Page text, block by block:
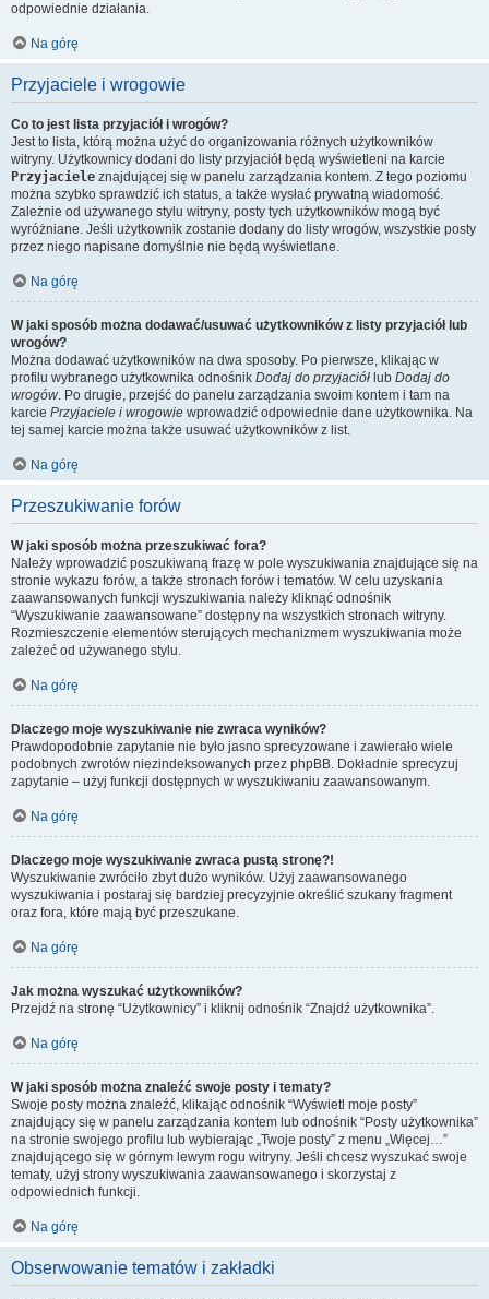
odpowiednie działania.
Na górę
Przyjaciele i wrogowie
Co to jest lista przyjaciół i wrogów?
Jest to lista, którą można użyć do organizowania różnych użytkowników
witryny. Użytkownicy dodani do listy przyjaciół będą wyświetleni na karcie
Przyjaciele znajdującej się w panelu zarządzania kontem. Z tego poziomu
można szybko sprawdzić ich status, a także wysłać prywatną wiadomość.
Zależnie od używanego stylu witryny, posty tych użytkowników mogą być
wyróżniane. Jeśli użytkownik zostanie dodany do listy wrogów, wszystkie posty
przez niego napisane domyślnie nie będą wyświetlane.
Na górę
W jaki sposób można dodawać/usuwać użytkowników z listy przyjaciół lub
wrogów?
Można dodawać użytkowników na dwa sposoby. Po pierwsze, klikając w
profilu wybranego użytkownika odnośnik Dodaj do przyjaciół lub Dodaj do
wrogów. Po drugie, przejść do panelu zarządzania swoim kontem i tam na
karcie Przyjaciele i wrogowie wprowadzić odpowiednie dane użytkownika. Na
tej samej karcie można także usuwać użytkowników z list.
Na górę
Przeszukiwanie forów
W jaki sposób można przeszukiwać fora?
Należy wprowadzić poszukiwaną frazę w pole wyszukiwania znajdujące się na
stronie wykazu forów, a także stronach forów i tematów. W celu uzyskania
zaawansowanych funkcji wyszukiwania należy kliknąć odnośnik
“Wyszukiwanie zaawansowane” dostępny na wszystkich stronach witryny.
Rozmieszczenie elementów sterujących mechanizmem wyszukiwania może
zależeć od używanego stylu.
Na górę
Dlaczego moje wyszukiwanie nie zwraca wyników?
Prawdopodobnie zapytanie nie było jasno sprecyzowane i zawierało wiele
podobnych zwrotów niezindeksowanych przez phpBB. Dokładnie sprecyzuj
zapytanie – użyj funkcji dostępnych w wyszukiwaniu zaawansowanym.
Na górę
Dlaczego moje wyszukiwanie zwraca pustą stronę?!
Wyszukiwanie zwróciło zbyt dużo wyników. Użyj zaawansowanego
wyszukiwania i postaraj się bardziej precyzyjnie określić szukany fragment
oraz fora, które mają być przeszukane.
Na górę
Jak można wyszukać użytkowników?
Przejdź na stronę “Użytkownicy” i kliknij odnośnik “Znajdź użytkownika”.
Na górę
W jaki sposób można znaleźć swoje posty i tematy?
Swoje posty można znaleźć, klikając odnośnik “Wyświetl moje posty”
znajdujący się w panelu zarządzania kontem lub odnośnik “Posty użytkownika”
na stronie swojego profilu lub wybierając „Twoje posty” z menu „Więcej…”
znajdującego się w górnym lewym rogu witryny. Jeśli chcesz wyszukać swoje
tematy, użyj strony wyszukiwania zaawansowanego i skorzystaj z
odpowiednich funkcji.
Na górę
Obserwowanie tematów i zakładki